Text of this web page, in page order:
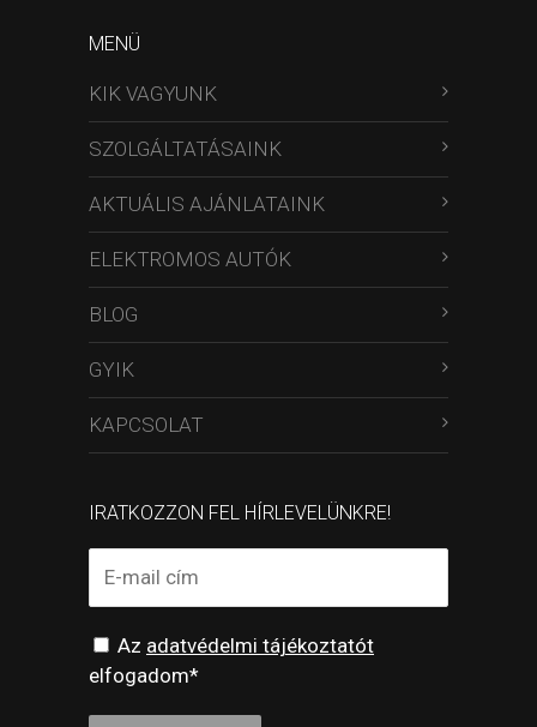
MENÜ
KIK VAGYUNK
SZOLGÁLTATÁSAINK
AKTUÁLIS AJÁNLATAINK
ELEKTROMOS AUTÓK
BLOG
GYIK
KAPCSOLAT
IRATKOZZON FEL HÍRLEVELÜNKRE!
Az adatvédelmi tájékoztatót
elfogadom*